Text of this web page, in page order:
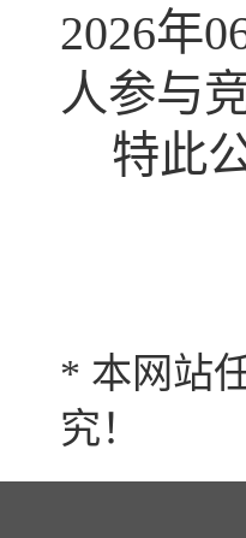
2026年
人参与
特此
* 本网站
究！